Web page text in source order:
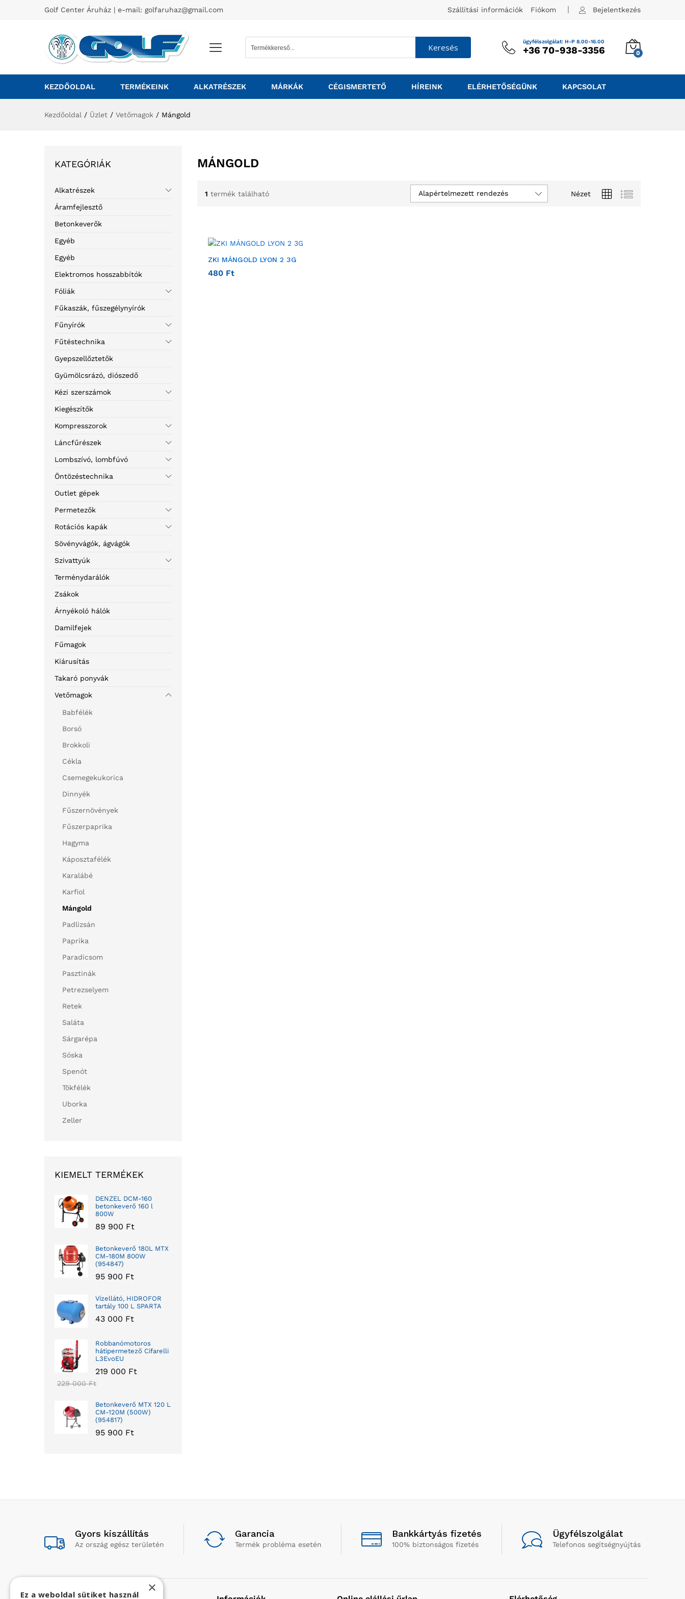
Golf Center Áruház | e-mail: golfaruhaz@gmail.com Szállítási információk Fiókom Bejelentkezés
Keresés
ügyfélszolgálat: H-P 8.00-16.00
+36 70-938-3356 0
KEZDŐOLDAL TERMÉKEINK ALKATRÉSZEK MÁRKÁK CÉGISMERTETŐ HÍREINK ELÉRHETŐSÉGÜNK KAPCSOLAT
Kezdőoldal / Üzlet / Vetőmagok / Mángold
MÁNGOLD
1 termék található Nézet
Alapértelmezett rendezés
ZKI MÁNGOLD LYON 2 3G
480 Ft
KATEGÓRIÁK
Alkatrészek
Áramfejlesztő
Betonkeverők
Egyéb
Egyéb
Elektromos hosszabbítók
Fóliák
Fűkaszák, fűszegélynyírók
Fűnyírók
Fűtéstechnika
Gyepszellőztetők
Gyümölcsrázó, diószedő
Kézi szerszámok
Kiegészítők
Kompresszorok
Láncfűrészek
Lombszívó, lombfúvó
Öntözéstechnika
Outlet gépek
Permetezők
Rotációs kapák
Sövényvágók, ágvágók
Szivattyúk
Terménydarálók
Zsákok
Árnyékoló hálók
Damilfejek
Fűmagok
Kiárusítás
Takaró ponyvák
Vetőmagok
Babfélék
Borsó
Brokkoli
Cékla
Csemegekukorica
Dinnyék
Fűszernövények
Fűszerpaprika
Hagyma
Káposztafélék
Karalábé
Karfiol
Mángold
Padlizsán
Paprika
Paradicsom
Pasztinák
Petrezselyem
Retek
Saláta
Sárgarépa
Sóska
Spenót
Tökfélék
Uborka
Zeller
KIEMELT TERMÉKEK
DENZEL DCM-160
betonkeverő 160 l
800W
89 900 Ft
Betonkeverő 180L MTX
CM-180M 800W
(954847)
95 900 Ft
Vízellátó, HIDROFOR
tartály 100 L SPARTA
43 000 Ft
Robbanómotoros
hátipermetező Cifarelli
L3EvoEU
219 000 Ft
229 000Ft
Betonkeverő MTX 120 L
CM-120M (500W)
(954817)
95 900 Ft
Gyors kiszállítás
Az ország egész területén
Garancia
Termék probléma esetén
Bankkártyás fizetés
100% biztonságos fizetés
Ügyfélszolgálat
Telefonos segítségnyújtás
×
Ez a weboldal sütiket használ